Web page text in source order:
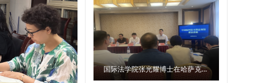
国际法学院张光耀博士在哈萨克斯坦阿拉木图开展科研与社会服务活动